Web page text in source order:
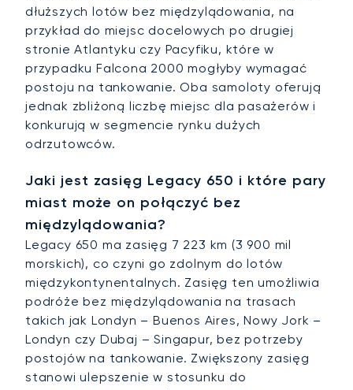
dłuższych lotów bez międzylądowania, na
przykład do miejsc docelowych po drugiej
stronie Atlantyku czy Pacyfiku, które w
przypadku Falcona 2000 mogłyby wymagać
postoju na tankowanie. Oba samoloty oferują
jednak zbliżoną liczbę miejsc dla pasażerów i
konkurują w segmencie rynku dużych
odrzutowców.
Jaki jest zasięg Legacy 650 i które pary
miast może on połączyć bez
międzylądowania?
Legacy 650 ma zasięg 7 223 km (3 900 mil
morskich), co czyni go zdolnym do lotów
międzykontynentalnych. Zasięg ten umożliwia
podróże bez międzylądowania na trasach
takich jak Londyn – Buenos Aires, Nowy Jork –
Londyn czy Dubaj – Singapur, bez potrzeby
postojów na tankowanie. Zwiększony zasięg
stanowi ulepszenie w stosunku do